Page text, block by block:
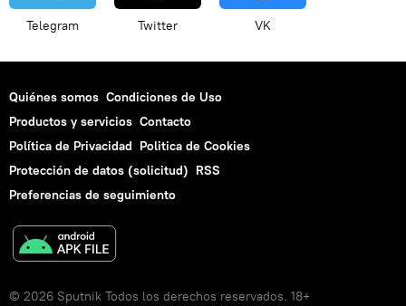
Telegram Twitter VK
Quiénes somos Condiciones de Uso
Productos y servicios Contacto
Política de Privacidad Politica de Cookies
Protección de datos (solicitud) RSS
Preferencias de seguimiento
© 2026 Sputnik Todos los derechos reservados. 18+